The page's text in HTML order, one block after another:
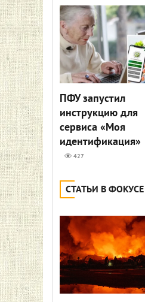
ПФУ запустил
инструкцию для
сервиса «Моя
идентификация»
427
СТАТЬИ В ФОКУСЕ